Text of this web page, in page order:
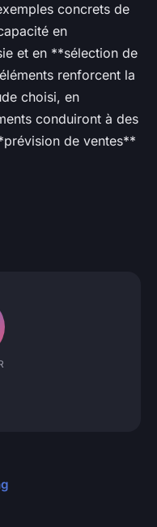
concrets de
en
et en **sélection de
renforcent la
choisi, en
conduiront à des
de ventes**